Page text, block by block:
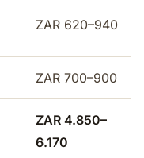
ZAR 620–940
ZAR 700–900
ZAR 4.850–
6.170